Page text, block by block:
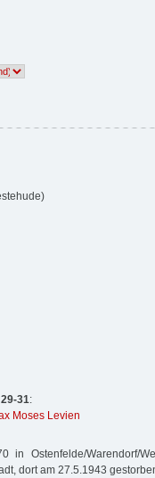
31:
Moses Levien
in Ostenfelde/Warendorf/
dort am 27.5.1943